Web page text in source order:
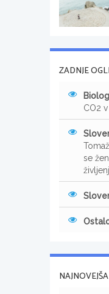
ZADNJE
CO2
se